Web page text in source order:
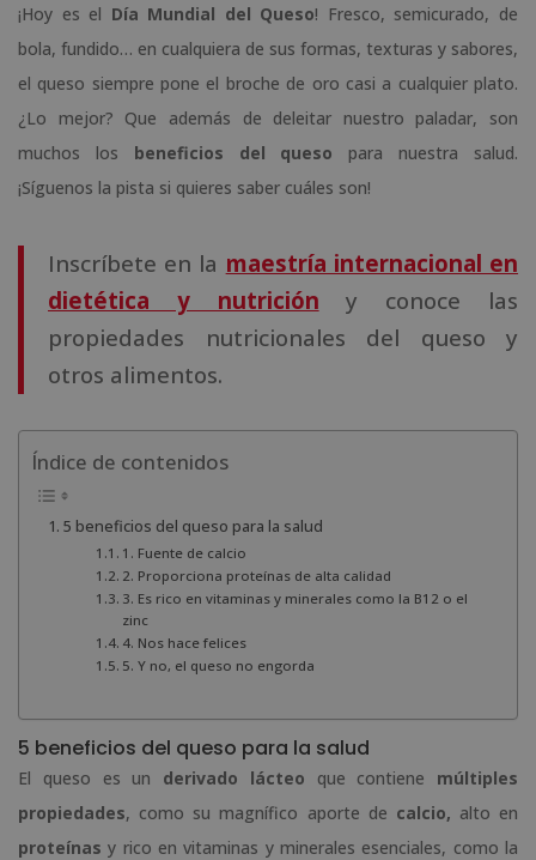
¡Hoy es el Día Mundial del Queso! Fresco, semicurado, de
bola, fundido… en cualquiera de sus formas, texturas y sabores,
el queso siempre pone el broche de oro casi a cualquier plato.
¿Lo mejor? Que además de deleitar nuestro paladar, son
muchos los beneficios del queso para nuestra salud.
¡Síguenos la pista si quieres saber cuáles son!
Inscríbete en la maestría internacional en
dietética y nutrición y conoce las
propiedades nutricionales del queso y
otros alimentos.
Índice de contenidos
5 beneficios del queso para la salud
1. Fuente de calcio
2. Proporciona proteínas de alta calidad
3. Es rico en vitaminas y minerales como la B12 o el
zinc
4. Nos hace felices
5. Y no, el queso no engorda
5 beneficios del queso para la salud
El queso es un derivado lácteo que contiene múltiples
propiedades, como su magnífico aporte de calcio, alto en
proteínas y rico en vitaminas y minerales esenciales, como la